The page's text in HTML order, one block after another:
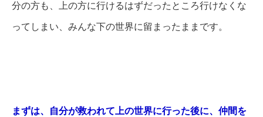
分の方も、上の方に行けるはずだったところ行けなくな
ってしまい、みんな下の世界に留まったままです。
まずは、自分が救われて上の世界に行った後に、仲間を